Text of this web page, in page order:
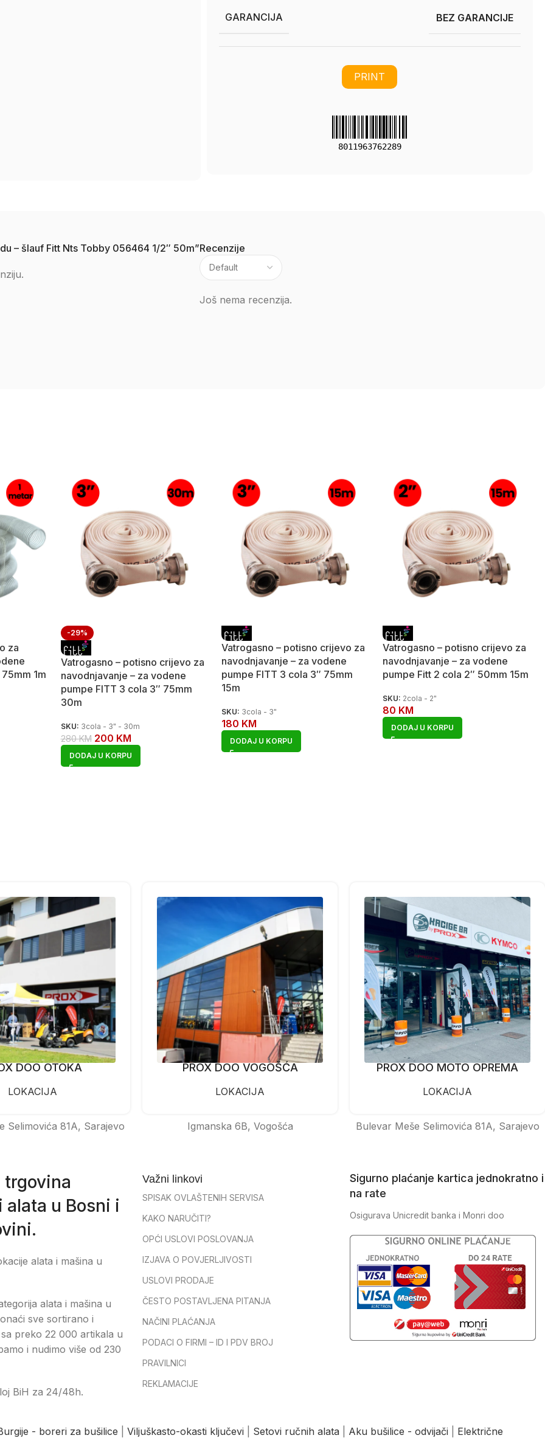
GARANCIJA BEZ GARANCIJE
PRINT
8011963762289
Recenzije
Još nema recenzija.
– šlauf Fitt Nts Tobby 056464 1/2″ 50m”
za
1m
-29%
Vatrogasno – potisno crijevo za
navodnjavanje – za vodene
pumpe FITT 3 cola 3″ 75mm
30m
SKU: 3cola - 3" - 30m
280KM 200 KM
DODAJ U KORPU
Vatrogasno – potisno crijevo za
navodnjavanje – za vodene
pumpe FITT 3 cola 3″ 75mm
15m
SKU: 3cola - 3"
180 KM
DODAJ U KORPU
Vatrogasno – potisno crijevo za
navodnjavanje – za vodene
pumpe Fitt 2 cola 2″ 50mm 15m
SKU: 2cola - 2"
80 KM
DODAJ U KORPU
DOO OTOKA
LOKACIJA
Selimovića 81A, Sarajevo
PROX DOO VOGOŠĆA
LOKACIJA
Igmanska 6B, Vogošća
PROX DOO MOTO OPREMA
LOKACIJA
Bulevar Meše Selimovića 81A, Sarajevo
trgovina
alata u Bosni i
alata i mašina u
alata i mašina u
sve sortirano i
preko 22 000 artikala u
i nudimo više od 230
BiH za 24/48h.
Važni linkovi
SPISAK OVLAŠTENIH SERVISA
KAKO NARUČITI?
OPĆI USLOVI POSLOVANJA
IZJAVA O POVJERLJIVOSTI
USLOVI PRODAJE
ČESTO POSTAVLJENA PITANJA
NAČINI PLAĆANJA
PODACI O FIRMI – ID I PDV BROJ
PRAVILNICI
REKLAMACIJE
Sigurno plaćanje kartica jednokratno i
na rate
Osigurava Unicredit banka i Monri doo
- boreri za bušilice Viljuškasto-okasti ključevi Setovi ručnih alata Aku bušilice - odvijači Električne